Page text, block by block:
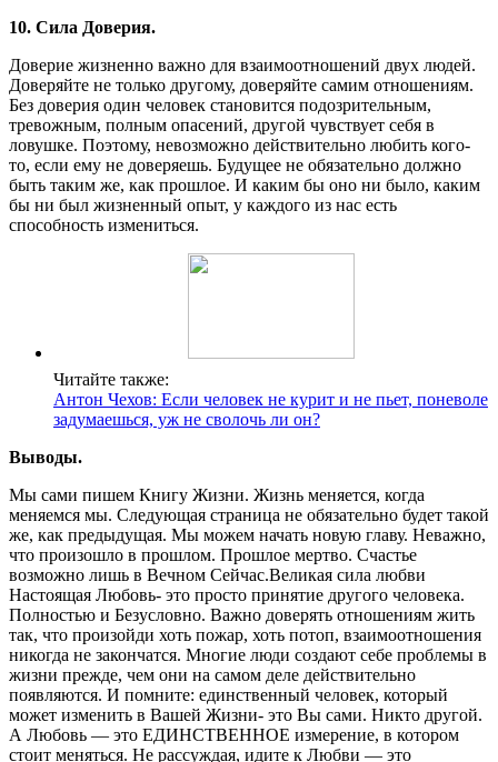
10. Сила Доверия.
Доверие жизненно важно для взаимоотношений двух людей.
Доверяйте не только другому, доверяйте самим отношениям.
Без доверия один человек становится подозрительным,
тревожным, полным опасений, другой чувствует себя в
ловушке. Поэтому, невозможно действительно любить кого-
то, если ему не доверяешь. Будущее не обязательно должно
быть таким же, как прошлое. И каким бы оно ни было, каким
бы ни был жизненный опыт, у каждого из нас есть
способность измениться.
Читайте также:
Антон Чехов: Если человек не курит и не пьет, поневоле
задумаешься, уж не сволочь ли он?
Выводы.
Мы сами пишем Книгу Жизни. Жизнь меняется, когда
меняемся мы. Следующая страница не обязательно будет такой
же, как предыдущая. Мы можем начать новую главу. Неважно,
что произошло в прошлом. Прошлое мертво. Счастье
возможно лишь в Вечном Сейчас.Великая сила любви
Настоящая Любовь- это просто принятие другого человека.
Полностью и Безусловно. Важно доверять отношениям жить
так, что произойди хоть пожар, хоть потоп, взаимоотношения
никогда не закончатся. Многие люди создают себе проблемы в
жизни прежде, чем они на самом деле действительно
появляются. И помните: единственный человек, который
может изменить в Вашей Жизни- это Вы сами. Никто другой.
А Любовь — это ЕДИНСТВЕННОЕ измерение, в котором
стоит меняться. Не рассуждая, идите к Любви — это